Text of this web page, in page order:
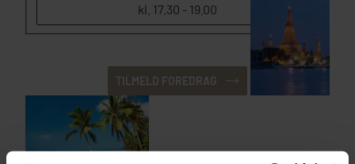
kl. 17.30 - 19.00
TILMELD FOREDRAG